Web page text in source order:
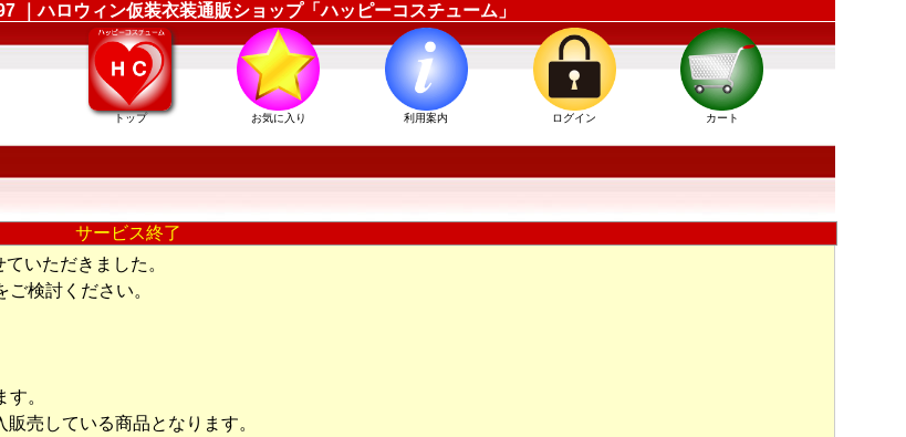
ハロウィン仮装衣装通販ショップ「ハッピーコスチューム」
トップ お気に入り 利用案内 ログイン カート
サービス終了
いただきました。
ご検討ください。
。
売している商品となります。